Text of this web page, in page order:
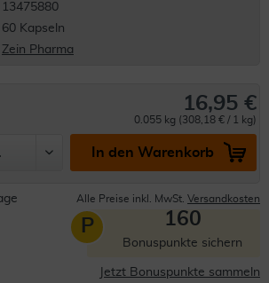
13475880
60 Kapseln
Zein Pharma
16,95 €
0.055 kg (308,18 € / 1 kg)
In den Warenkorb
Alle Preise inkl. MwSt. Versandkosten
P 160
Bonuspunkte sichern
Jetzt Bonuspunkte sammeln